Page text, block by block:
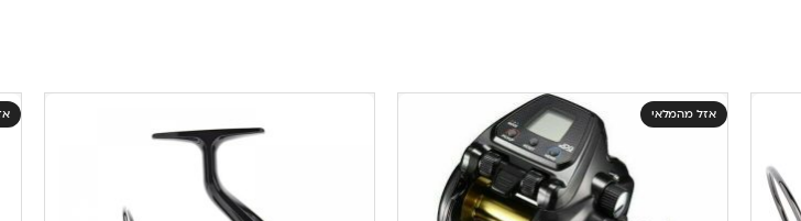
אזל מהמלאי